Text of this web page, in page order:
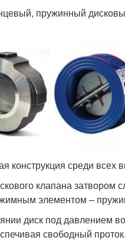
пружинный
конструкция среди всех
клапана затвором
элементом –
диск под давлением
свободный проток.